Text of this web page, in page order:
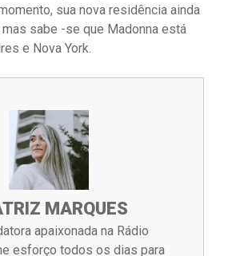
sua nova residência ainda
sabe -se que Madonna está
e Nova York.
MARQUES
apaixonada na Rádio
esforço todos os dias para